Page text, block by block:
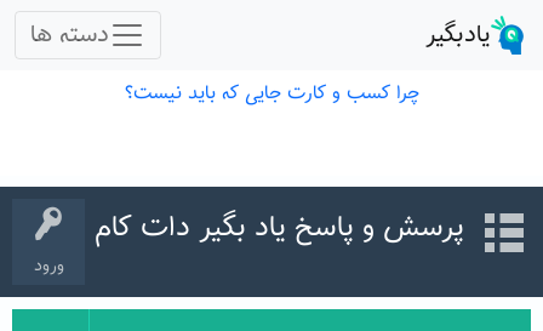
ورود
پرسش و پاسخ یاد بگیر دات کام